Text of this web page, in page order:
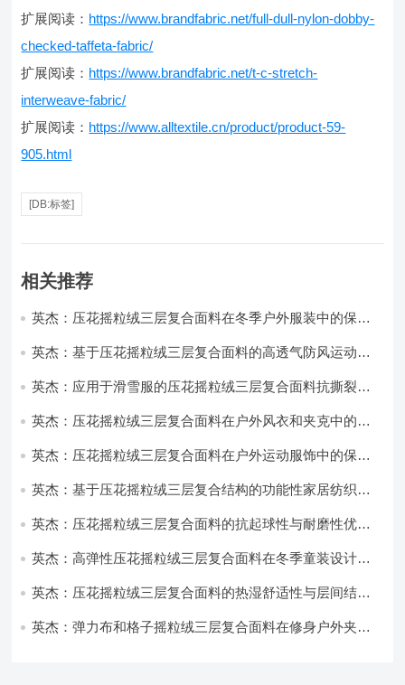
扩展阅读： https://www.brandfabric.net/full-dull-nylon-dobby-
checked-taffeta-fabric/
扩展阅读： https://www.brandfabric.net/t-c-stretch-
interweave-fabric/
扩展阅读： https://www.alltextile.cn/product/product-59-
905.html
[DB:标签]
相关推荐
英杰：压花摇粒绒三层复合面料在冬季户外服装中的保暖
英杰：基于压花摇粒绒三层复合面料的高透气防风运动服
英杰：应用于滑雪服的压花摇粒绒三层复合面料抗撕裂与
英杰：压花摇粒绒三层复合面料在户外风衣和夹克中的应
英杰：压花摇粒绒三层复合面料在户外运动服饰中的保暖
英杰：基于压花摇粒绒三层复合结构的功能性家居纺织品
英杰：压花摇粒绒三层复合面料的抗起球性与耐磨性优化
英杰：高弹性压花摇粒绒三层复合面料在冬季童装设计中
英杰：压花摇粒绒三层复合面料的热湿舒适性与层间结合
英杰：弹力布和格子摇粒绒三层复合面料在修身户外夹克